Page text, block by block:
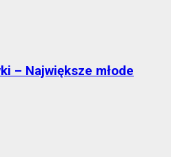
– Największe młode